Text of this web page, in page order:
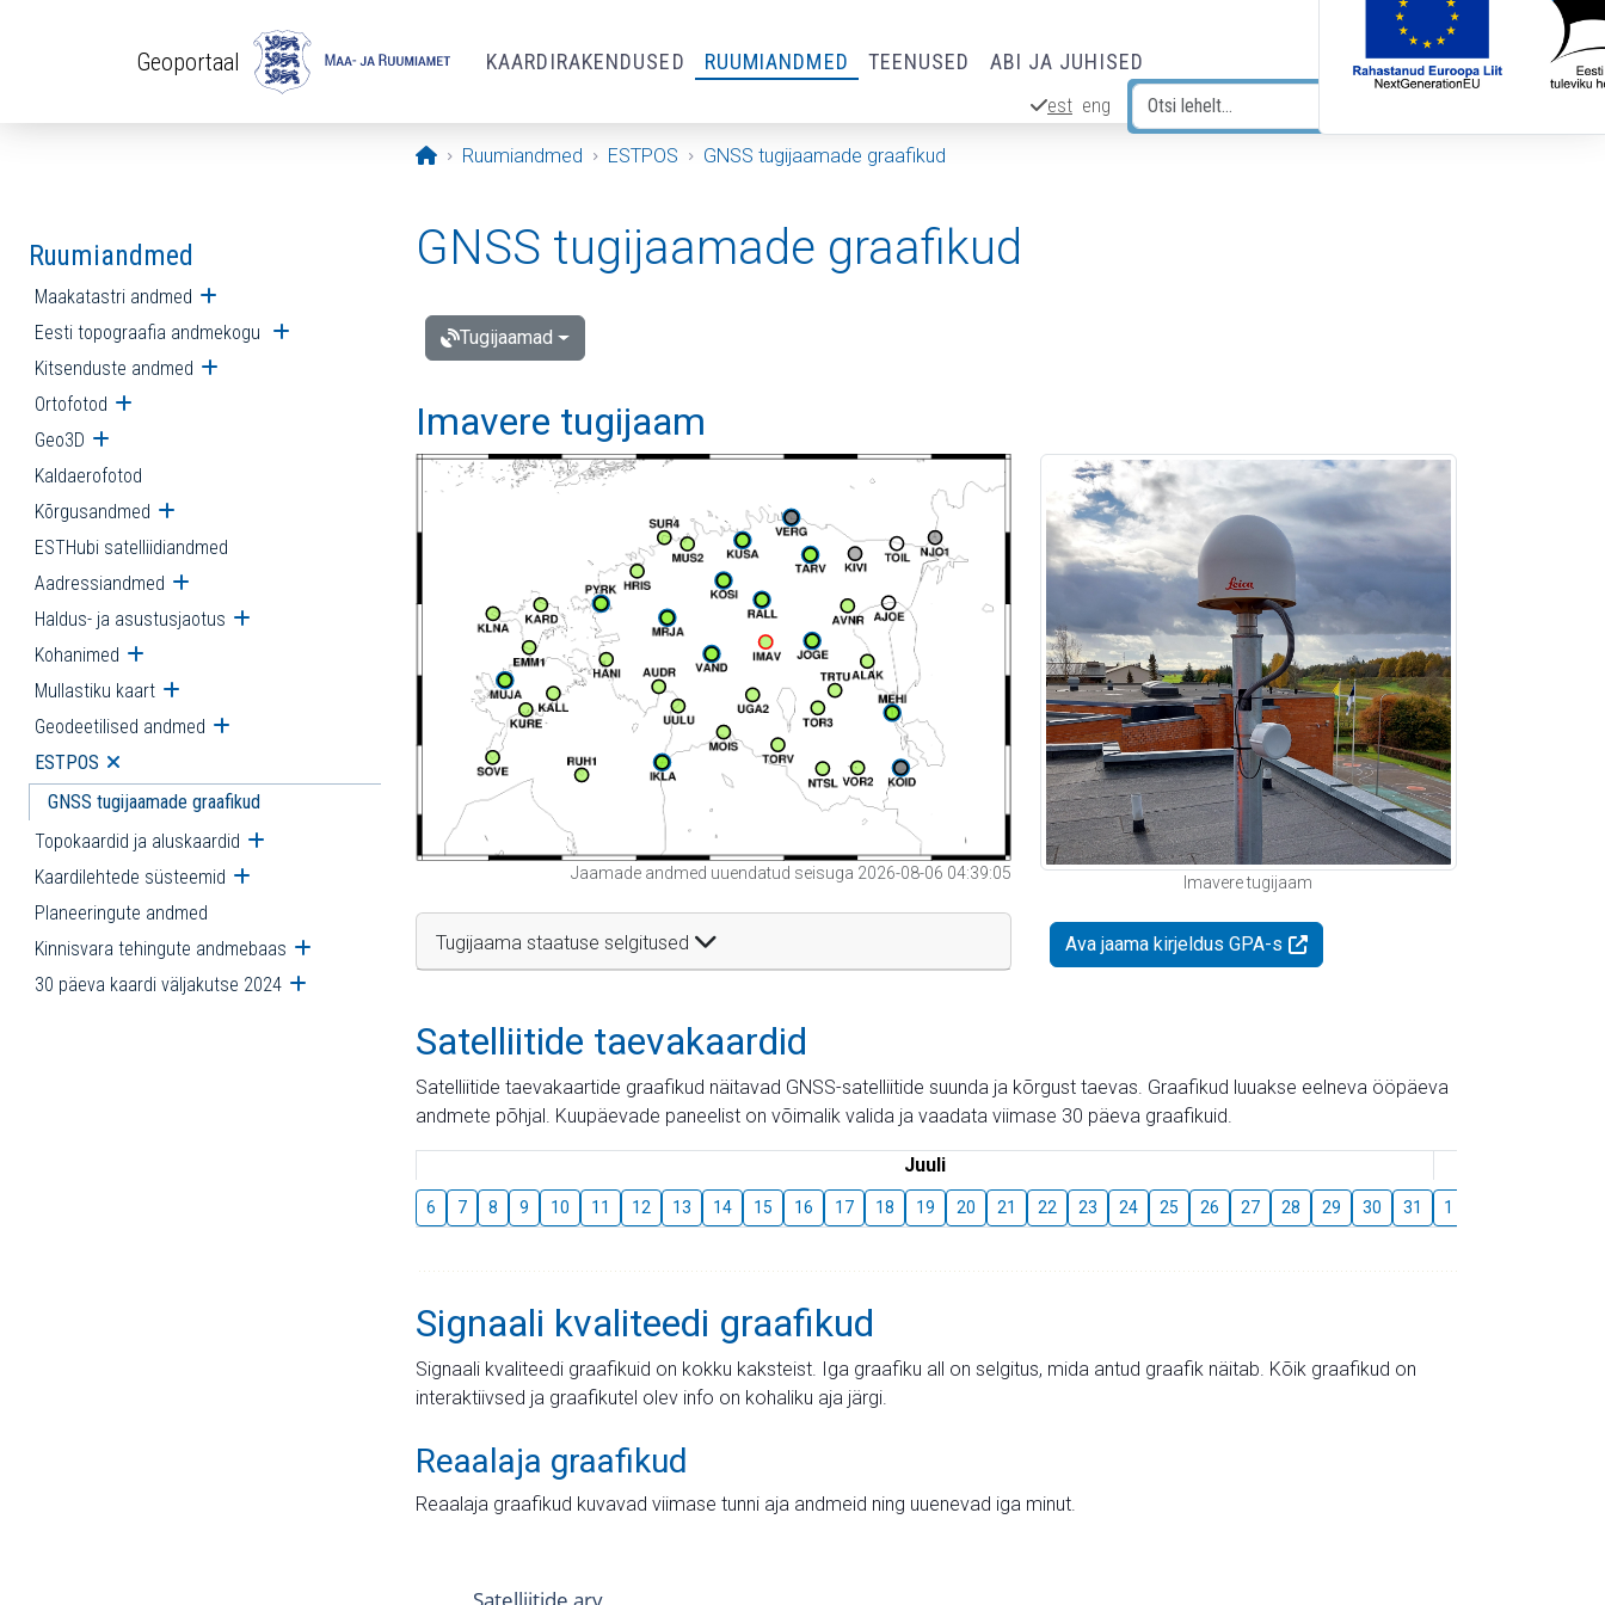
Geoportaal KAARDIRAKENDUSED RUUMIANDMED TEENUSED ABI JA JUHISED
est eng
Avaleht
Ruumiandmed ESTPOS GNSS tugijaamade graafikud
Ruumiandmed
Maakatastri andmed Ava alammenüü
Eesti topograafia andmekogu Ava alammenüü
Kitsenduste andmed Ava alammenüü
Ortofotod Ava alammenüü
Geo3D Ava alammenüü
Kaldaerofotod
Kõrgusandmed Ava alammenüü
ESTHubi satelliidiandmed
Aadressiandmed Ava alammenüü
Haldus- ja asustusjaotus Ava alammenüü
Kohanimed Ava alammenüü
Mullastiku kaart Ava alammenüü
Geodeetilised andmed Ava alammenüü
ESTPOS Ava alammenüü
GNSS tugijaamade graafikud
Topokaardid ja aluskaardid Ava alammenüü
Kaardilehtede süsteemid Ava alammenüü
Planeeringute andmed
Kinnisvara tehingute andmebaas Ava alammenüü
30 päeva kaardi väljakutse 2024 Ava alammenüü
GNSS tugijaamade graafikud
Tugijaamad
Imavere tugijaam
Jaamade andmed uuendatud seisuga 2026-08-06 04:39:05
Tugijaama staatuse selgitused
Imavere tugijaam
Ava jaama kirjeldus GPA-s
Satelliitide taevakaardid
Satelliitide taevakaartide graafikud näitavad GNSS-satelliitide suunda ja kõrgust taevas. Graafikud luuakse eelneva ööpäeva
andmete põhjal. Kuupäevade paneelist on võimalik valida ja vaadata viimase 30 päeva graafikuid.
Juuli
6 7 8 9 10 11 12 13 14 15 16 17 18 19 20 21 22 23 24 25 26 27 28 29 30 31 1
Signaali kvaliteedi graafikud
Signaali kvaliteedi graafikuid on kokku kaksteist. Iga graafiku all on selgitus, mida antud graafik näitab. Kõik graafikud on
interaktiivsed ja graafikutel olev info on kohaliku aja järgi.
Reaalaja graafikud
Reaalaja graafikud kuvavad viimase tunni aja andmeid ning uuenevad iga minut.